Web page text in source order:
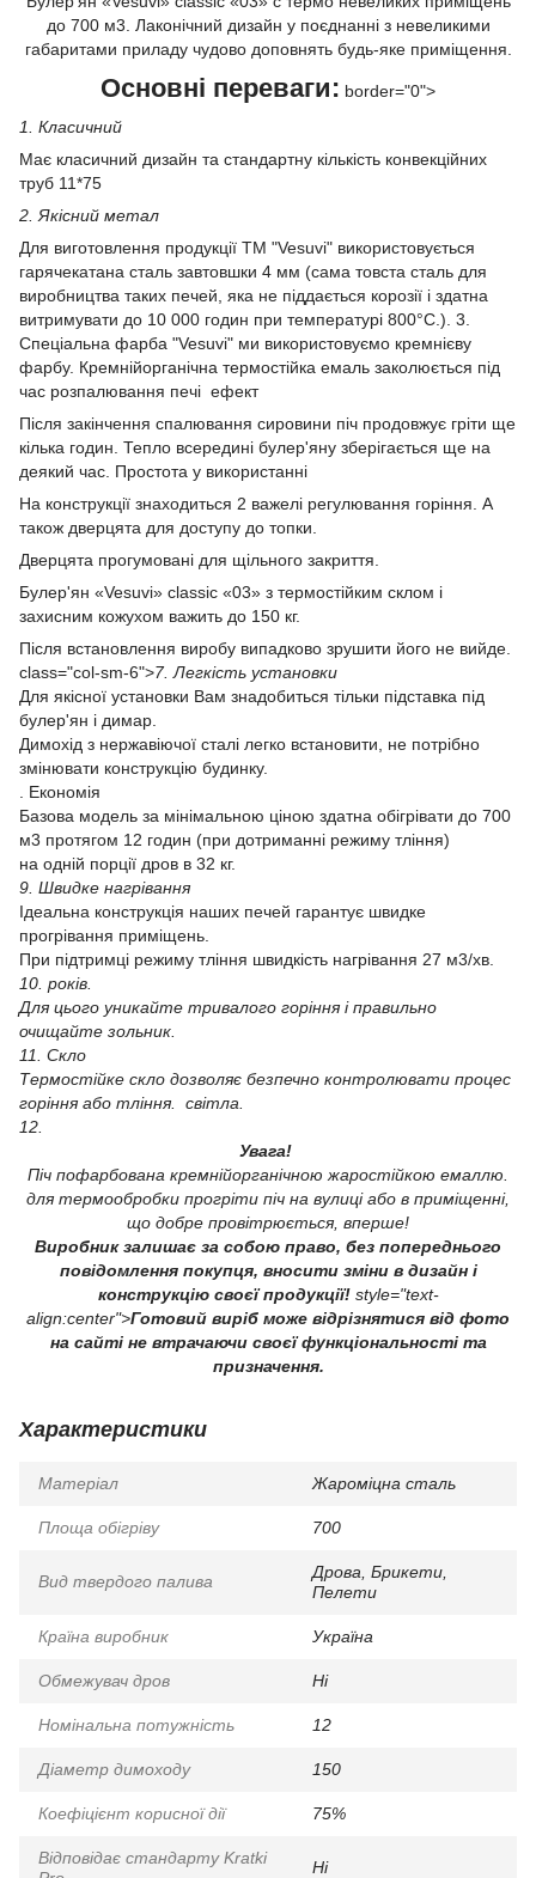
до 700 м3. Лаконічний дизайн у поєднанні з невеликими
габаритами приладу чудово доповнять будь-яке приміщення.
Основні переваги: border="0">
1. Класичний
Має класичний дизайн та стандартну кількість конвекційних
труб 11*75
2. Якісний метал
Для виготовлення продукції ТМ "Vesuvi" використовується
гарячекатана сталь завтовшки 4 мм (сама товста сталь для
виробництва таких печей, яка не піддається корозії і здатна
витримувати до 10 000 годин при температурі 800°С.). 3.
Спеціальна фарба "Vesuvi" ми використовуємо кремнієву
фарбу. Кремнійорганічна термостійка емаль заколюється під
час розпалювання печі ефект
Після закінчення спалювання сировини піч продовжує гріти ще
кілька годин. Тепло всередині булер'яну зберігається ще на
деякий час. Простота у використанні
На конструкції знаходиться 2 важелі регулювання горіння. А
також дверцята для доступу до топки.
Дверцята прогумовані для щільного закриття.
Булер'ян «Vesuvi» classic «03» з термостійким склом і
захисним кожухом важить до 150 кг.
Після встановлення виробу випадково зрушити його не вийде.
class="col-sm-6">7. Легкість установки
Для якісної установки Вам знадобиться тільки підставка під
булер'ян і димар.
Димохід з нержавіючої сталі легко встановити, не потрібно
змінювати конструкцію будинку.
. Економія
Базова модель за мінімальною ціною здатна обігрівати до 700
м3 протягом 12 годин (при дотриманні режиму тління)
на одній порції дров в 32 кг.
9. Швидке нагрівання
Ідеальна конструкція наших печей гарантує швидке
прогрівання приміщень.
При підтримці режиму тління швидкість нагрівання 27 м3/хв.
10. років.
Для цього уникайте тривалого горіння і правильно
очищайте зольник.
11. Скло
Термостійке скло дозволяє безпечно контролювати процес
горіння або тління. світла.
12.
Увага!
Піч пофарбована кремнійорганічною жаростійкою емаллю.
для термообробки прогріти піч на вулиці або в приміщенні,
що добре провітрюється, вперше!
Виробник залишає за собою право, без попереднього
повідомлення покупця, вносити зміни в дизайн і
конструкцію своєї продукції!style="text-
align:center">Готовий виріб може відрізнятися від фото
на сайті не втрачаючи своєї функціональності та
призначення.
Характеристики
Матеріал Жароміцна сталь
Площа обігріву 700
Вид твердого палива
Дрова, Брикети,
Пелети
Країна виробник Україна
Обмежувач дров Ні
Номінальна потужність 12
Діаметр димоходу 150
Коефіцієнт корисної дії 75%
Відповідає стандарту Kratki
Ні